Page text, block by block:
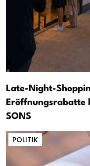
Late-Night-
Eröffnungsrabatte
SONS
POLITIK